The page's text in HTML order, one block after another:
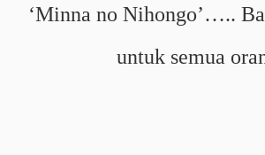
‘Minna no Nihongo’…..
untuk semua